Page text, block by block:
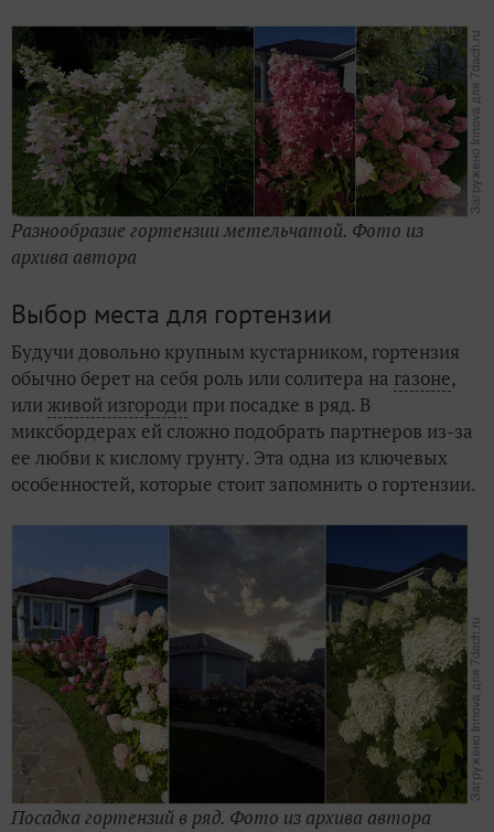
Разнообразие гортензии метельчатой. Фото из
архива автора
Выбор места для гортензии
Будучи довольно крупным кустарником, гортензия
обычно берет на себя роль или солитера на газоне,
илиживой изгороди при посадке в ряд. В
миксбордерах ей сложно подобрать партнеров из-за
ее любви к кислому грунту. Эта одна из ключевых
особенностей, которые стоит запомнить о гортензии.
Посадка гортензий в ряд. Фото из архива автора